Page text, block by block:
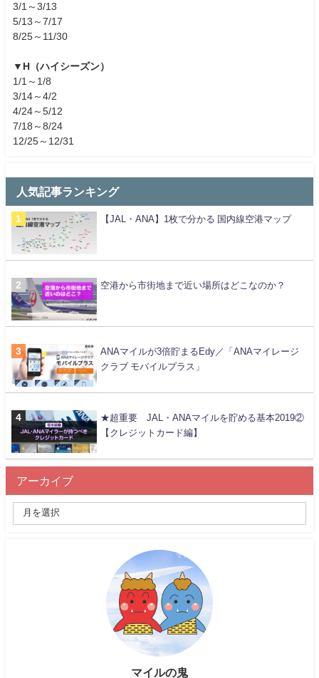
3/1～3/13
5/13～7/17
8/25～11/30
▼H（ハイシーズン）
1/1～1/8
3/14～4/2
4/24～5/12
7/18～8/24
12/25～12/31
人気記事ランキング
【JAL・ANA】1枚で分かる 国内線空港マップ
空港から市街地まで近い場所はどこなのか？
ANAマイルが3倍貯まるEdy／「ANAマイレージ
クラブ モバイルプラス」
★超重要 JAL・ANAマイルを貯める基本2019②
【クレジットカード編】
アーカイブ
マイルの鬼